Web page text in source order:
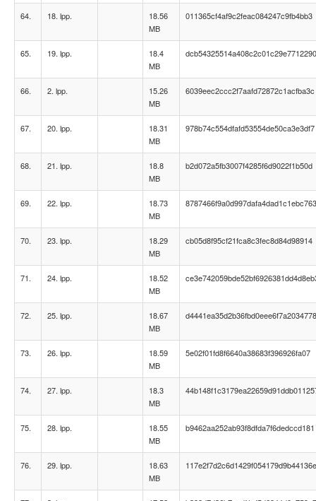
64. 18. lpp.
18.56
MB
011365cf4af9c2feac084247c9fb4bb3
65. 19. lpp.
18.4
MB
66. 2. lpp.
15.26
MB
6039eec2ccc2f7aafd72872c1acfba3c
67. 20. lpp.
18.31
MB
978b74c554dfafd53554de50ca3e3df7
68. 21. lpp.
18.8
MB
b2d072a5fb3007f4285f6d9022f1b50d
69. 22. lpp.
18.73
MB
8787466f9a0d997dafa4dad1c1ebc763
70. 23. lpp.
18.29
MB
cb05d8f95cf21fca8c3fec8d84d98914
71. 24. lpp.
18.52
MB
72. 25. lpp.
18.67
MB
d4441ea35d2b36fbd0eee6f7a2034778
73. 26. lpp.
18.59
MB
5e02f01fd8f6640a38683f396926fa07
74. 27. lpp.
18.3
MB
75. 28. lpp.
18.55
MB
b9462aa252ab93f8dfda7f6dedccd181
76. 29. lpp.
18.63
MB
117e2f7d2c6d1429f054179d9b44136e